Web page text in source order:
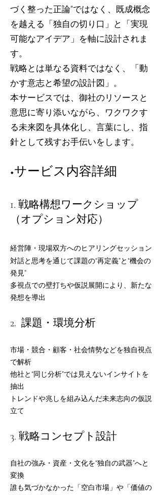
づく整った正論”ではなく、既成概念
を越える「独自の切り口」と「実現
可能なアイデア」を軸に設計されま
す。
戦略とは単なる資料ではなく、「動
かす意志と希望の設計図」。
本サービスでは、御社のリソースと
意思に寄り添いながら、ワクワクす
る未来図を具体化し、言葉にし、指
針として残すお手伝いをします。
◆サービス内容詳細
1. 戦略構想ワークショップ
（オプション対応）
経営陣・現場双方へのヒアリングセッション
対話と思考を通じて課題の“再定義”と“機会の
発見”
多視点での壁打ちや仮説展開により、新たな
発想を導出
2. 課題・環境分析
市場・競合・顧客・社会情勢などを独自視点
で解析
他社と“同じ分析”では見えないインサイトを
抽出
トレンドや兆しを組み込んだ未来志向の仮説
立て
3. 戦略コンセプト設計
自社の強み・資産・文化を“独自の武器”へと
変換
誰も気づかなかった「空白市場」や「価値の